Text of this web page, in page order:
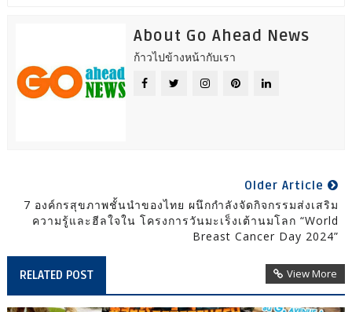
About Go Ahead News
ก้าวไปข้างหน้ากับเรา
Older Article
7 องค์กรสุขภาพชั้นนำของไทย ผนึกกำลังจัดกิจกรรมส่งเสริม
ความรู้และฮีลใจใน โครงการวันมะเร็งเต้านมโลก “World
Breast Cancer Day 2024”
RELATED POST View More